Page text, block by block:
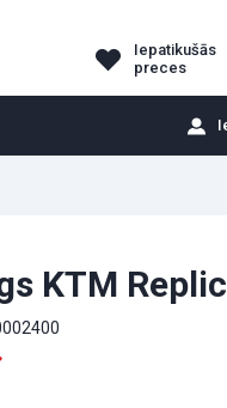
Iepatikušās
preces
KTM